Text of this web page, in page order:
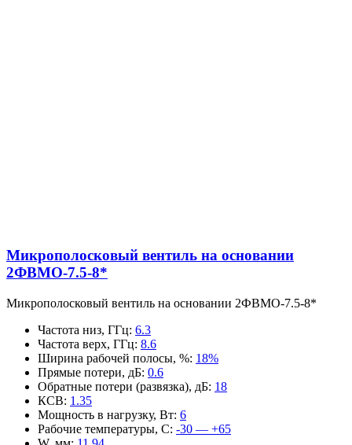
Микрополосковый вентиль на основании
2ФВМO-7.5-8*
Микрополосковый вентиль на основании 2ФВМO-7.5-8*
Частота низ, ГГц: 6.3
Частота верх, ГГц: 8.6
Ширина рабочей полосы, %: 18%
Прямые потери, дБ: 0.6
Обратные потери (развязка), дБ: 18
КСВ: 1.35
Мощность в нагрузку, Вт: 6
Рабочие температуры, С: -30 — +65